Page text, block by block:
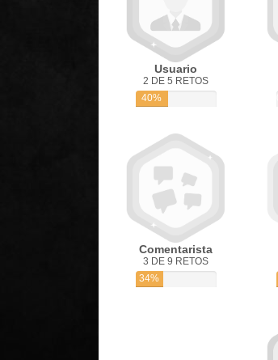
Usuario
2 DE 5 RETOS
40%
Comentarista
3 DE 9 RETOS
34%